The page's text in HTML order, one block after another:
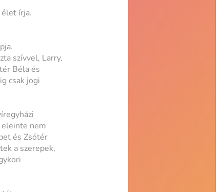
írja.
szívvel, Larry,
Béla és
csak jogi
nem
és Zsótér
a szerepek,